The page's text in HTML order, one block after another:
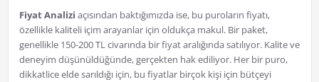
Fiyat Analizi açısından baktığımızda ise, bu puroların fiyatı,
özellikle kaliteli içim arayanlar için oldukça makul. Bir paket,
genellikle 150-200 TL civarında bir fiyat aralığında satılıyor. Kalite ve
deneyim düşünüldüğünde, gerçekten hak ediliyor. Her bir puro,
dikkatlice elde sarıldığı için, bu fiyatlar birçok kişi için bütçeyi